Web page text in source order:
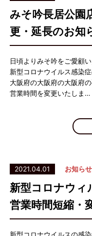
みそ吟長居公
更・延長のお知
日頃よりみそ吟をご愛顧
新型コロナウイルス感染
大阪府の大阪府の大阪府
営業時間を変更いたしま…
2021.04.01 お知らせ
新型コロナウィ
営業時間短縮・
新型コロナウイルスの感